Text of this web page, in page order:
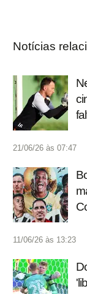
Notícias
21/06/26 às 07:47
11/06/26 às 13:23